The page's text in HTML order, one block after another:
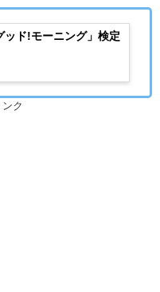
ッド!モーニング」検定
ク